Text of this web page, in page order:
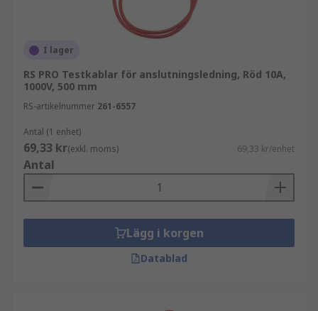
I lager
RS PRO Testkablar för anslutningsledning, Röd 10A,
1000V, 500 mm
RS-artikelnummer 261-6557
Antal (1 enhet)
69,33 kr(exkl. moms) 69,33 kr/enhet
Antal
Lägg i korgen
Datablad